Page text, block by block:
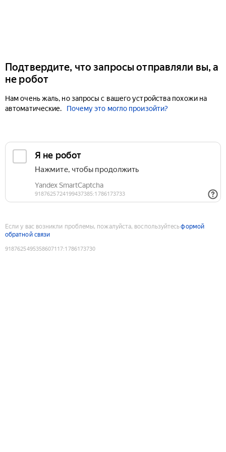
Подтвердите, что запросы отправляли вы, а
не робот
Нам очень жаль, но запросы с вашего устройства похожи на
автоматические.
Почему это могло произойти?
Если у вас возникли проблемы, пожалуйста, воспользуйтесьформой
обратной связи
9187625495358607117:1786173730